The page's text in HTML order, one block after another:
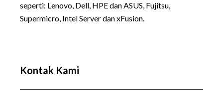
seperti: Lenovo, Dell, HPE dan ASUS, Fujitsu,
Supermicro, Intel Server dan xFusion.
Kontak Kami